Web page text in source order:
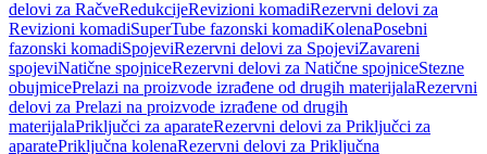
delovi za RačveRedukcijeRevizioni komadiRezervni delovi za
Revizioni komadiSuperTube fazonski komadiKolenaPosebni
fazonski komadiSpojeviRezervni delovi za SpojeviZavareni
spojeviNatične spojniceRezervni delovi za Natične spojniceStezne
obujmicePrelazi na proizvode izrađene od drugih materijalaRezervni
delovi za Prelazi na proizvode izrađene od drugih
materijalaPriključci za aparateRezervni delovi za Priključci za
aparatePriključna kolenaRezervni delovi za Priključna